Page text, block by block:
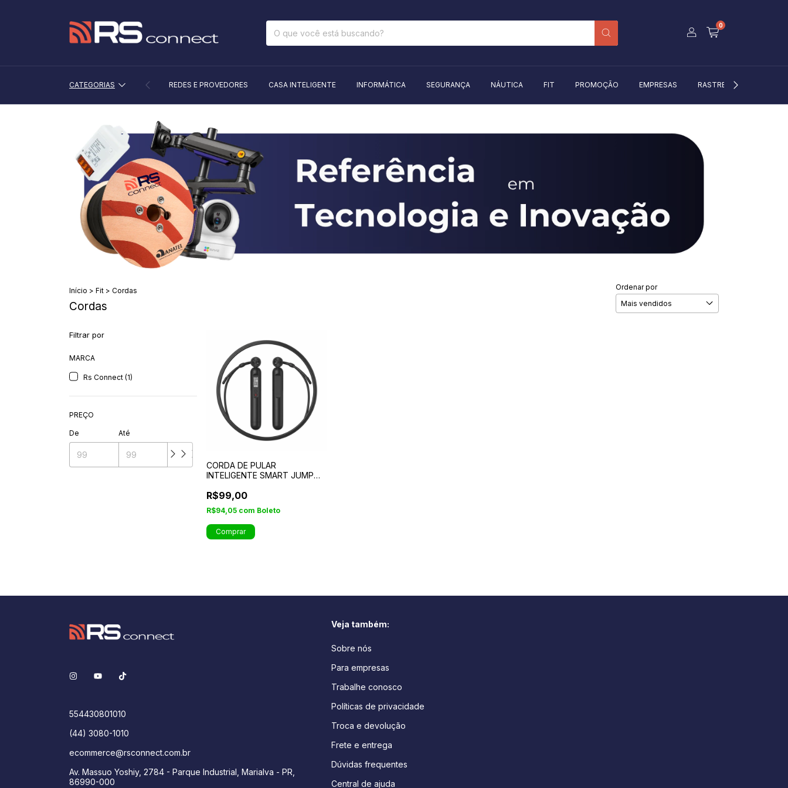
0
CATEGORIAS REDES E PROVEDORES CASA INTELIGENTE INFORMÁTICA SEGURANÇA NÁUTICA FIT PROMOÇÃO EMPRESAS RASTREIO
Início > Fit > Cordas
Cordas
Ordenar por
Filtrar por
MARCA
Rs Connect (1)
PREÇO
De Até
CORDA DE PULAR
INTELIGENTE SMART JUMP
RS2360B
R$99,00
R$94,05 com Boleto
554430801010
(44) 3080-1010
ecommerce@rsconnect.com.br
Av. Massuo Yoshiy, 2784 - Parque Industrial, Marialva - PR,
86990-000
Veja também:
Sobre nós
Para empresas
Trabalhe conosco
Políticas de privacidade
Troca e devolução
Frete e entrega
Dúvidas frequentes
Central de ajuda